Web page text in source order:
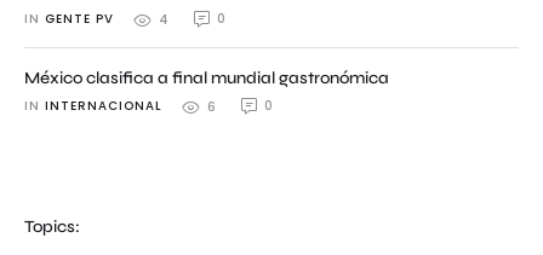
IN GENTE PV 4 0
México clasifica a final mundial gastronómica
IN INTERNACIONAL 6 0
Topics: